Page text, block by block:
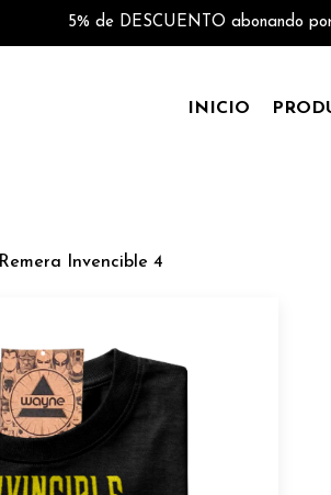
5% de DESCUENTO abonando
INICIO
Remera Invencible 4